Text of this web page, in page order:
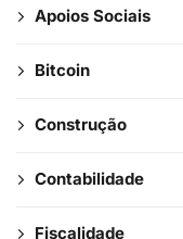
Apoios Sociais
Bitcoin
Construção
Contabilidade
Fiscalidade